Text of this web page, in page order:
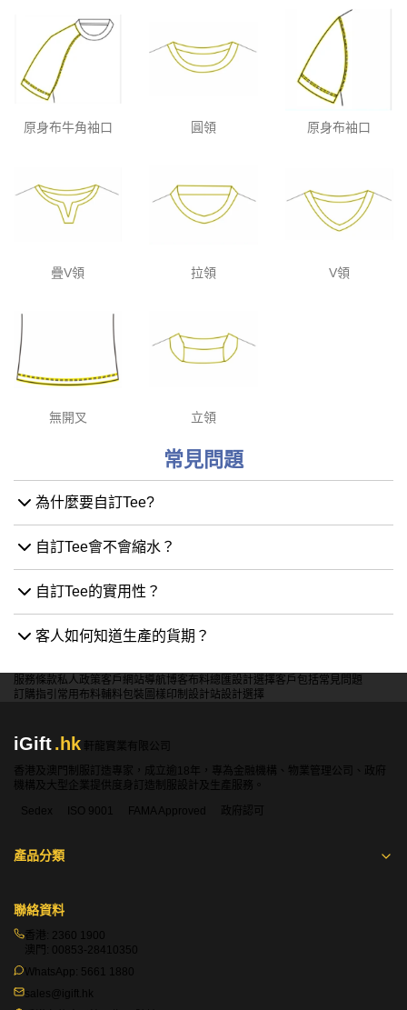
原身布牛角袖口 圓領 原身布袖口
疊V領 拉領 V領
無開叉 立領
常見問題
為什麼要自訂Tee?
自訂Tee會不會縮水？
自訂Tee的實用性？
客人如何知道生產的貨期？
服務條款私人政策客戶 網站導航博客布料總匯設計選擇客戶包括常見問題
訂購指引 常用布料輔料包裝 圖樣印制 設計站設計選擇
iGift.hk
軒龍實業有限公司
香港及澳門制服訂造專家，成立逾18年，專為金融機構、物業管理公司、政府
機構及大型企業提供度身訂造制服設計及生產服務。
Sedex
ISO 9001 FAMA Approved 政府認可
產品分類
聯絡資料
香港: 2360 1900
澳門: 00853-28410350
WhatsApp: 5661 1880
sales@igift.hk